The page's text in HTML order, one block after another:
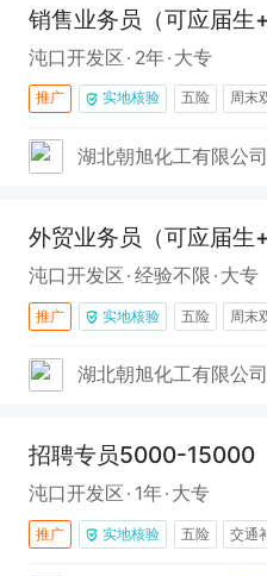
沌口开发区 2年 大专
推广 实地核验 五险 周末
湖北朝旭化工有限公司
沌口开发区 经验不限 大专
推广 实地核验 五险 周末
湖北朝旭化工有限公司
沌口开发区 1年 大专
推广 实地核验 五险 交通